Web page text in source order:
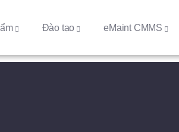
Đào tạo eMaint CMMS